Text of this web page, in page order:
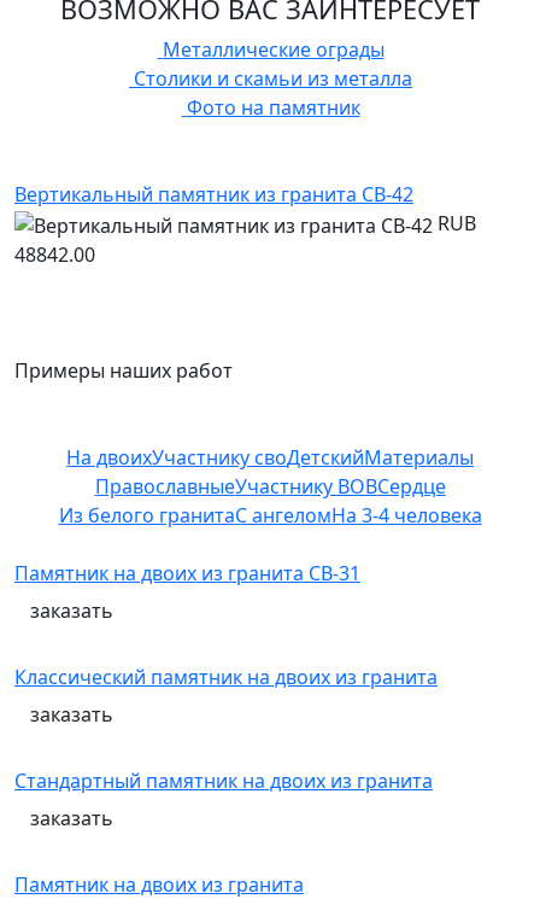
ВОЗМОЖНО ВАС ЗАИНТЕРЕСУЕТ
Металлические ограды
Столики и скамьи из металла
Фото на памятник
Вертикальный памятник из гранита СВ-42
RUB
48842.00
Примеры наших работ
На двоихУчастнику своДетскийМатериалы
ПравославныеУчастнику ВОВСердце
Из белого гранитаС ангеломНа 3-4 человека
Памятник на двоих из гранита СВ-31
заказать
Классический памятник на двоих из гранита
заказать
Стандартный памятник на двоих из гранита
заказать
Памятник на двоих из гранита